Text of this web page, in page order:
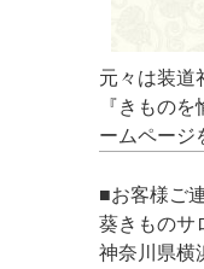
元々は装道
『きもの
ームページ
■お客様ご
葵きものサ
神奈川県横